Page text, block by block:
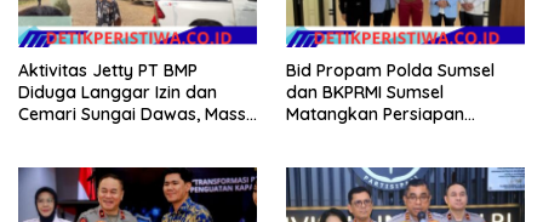
Aktivitas Jetty PT BMP
Diduga Langgar Izin dan
Cemari Sungai Dawas, Massa
Pemerintah Usut Tuntas
Bid Propam Polda Sumsel
dan BKPRMI Sumsel
Matangkan Persiapan